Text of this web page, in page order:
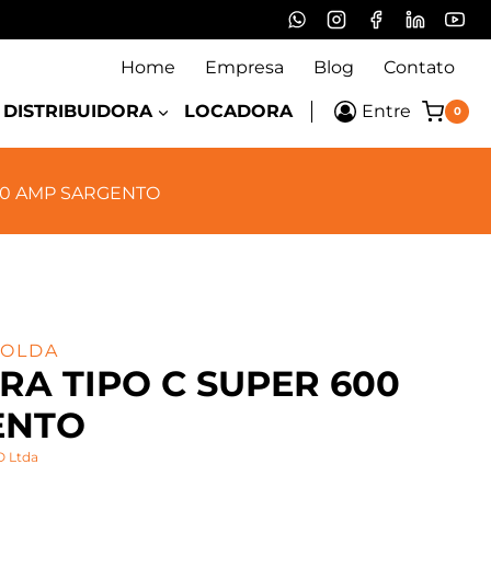
Home Empresa Blog Contato
DISTRIBUIDORA LOCADORA Entre 0
AMP SARGENTO
TIPO C SUPER 600
Ltda